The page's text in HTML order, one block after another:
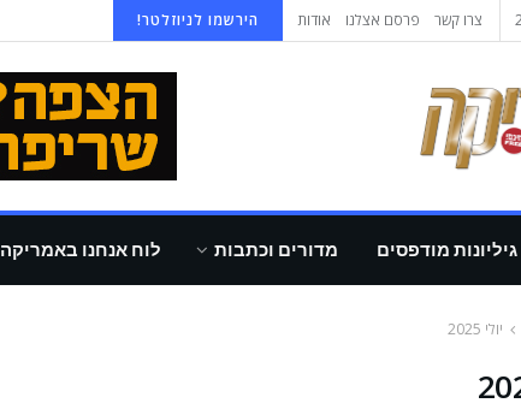
צרו קשר פרסם אצלנו אודות הירשמו לניוזלטר!
גיליונות מודפסים מדורים וכתבות לוח אנחנו באמריקה
יולי 2025